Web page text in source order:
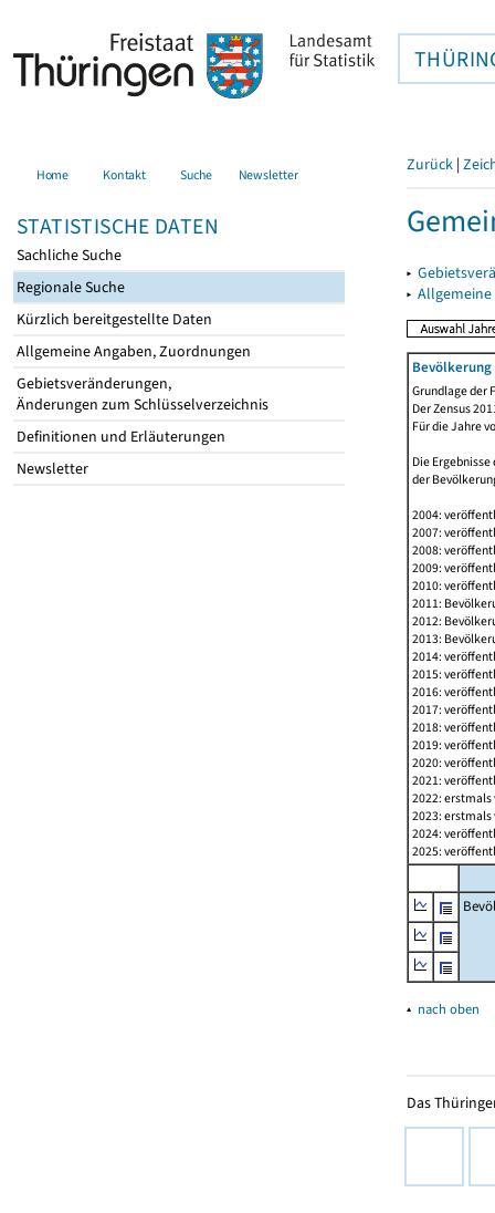
Home Kontakt Suche Newsletter
STATISTISCHE DATEN
Sachliche Suche
Regionale Suche
Kürzlich bereitgestellte Daten
Allgemeine Angaben, Zuordnungen
Gebietsveränderungen,
Änderungen zum Schlüsselverzeichnis
Definitionen und Erläuterungen
Newsletter
Zurück |
▸
▸
Grundlage der
Der Zensus
Für die Jahre
Die
der
2004:
2007:
2008:
2009:
2010:
2011:
2012:
2013:
2014:
2015:
2016:
2017:
2018:
2019:
2020:
2021:
2022:
2023:
2024:
2025:
▴ nach oben
Das